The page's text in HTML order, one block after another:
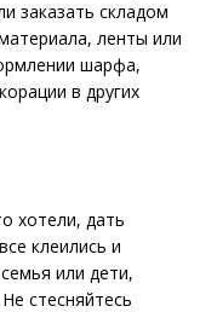
заказать складом
ленты или
шарфа,
в других
хотели, дать
клеились и
или дети,
стесняйтесь